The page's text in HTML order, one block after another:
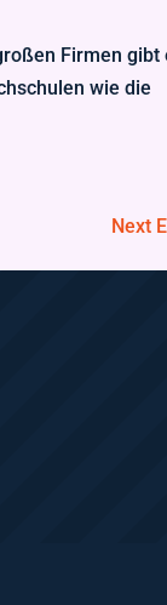
Firmen gibt
wie die
Next